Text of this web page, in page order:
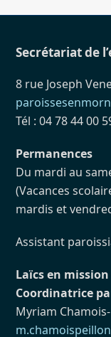
Secrétariat de
8 rue Joseph
Tél : 04 78 44 00
Permanences
Du mardi au
(Vacances
mardis et
Assistant
Laïcs en
Coordinatrice
Myriam